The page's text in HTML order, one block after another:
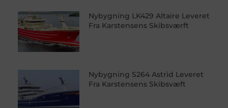
Nybygning LK429 Altaire Leveret
Fra Karstensens Skibsværft
Nybygning S264 Astrid Leveret
Fra Karstensens Skibsvæft